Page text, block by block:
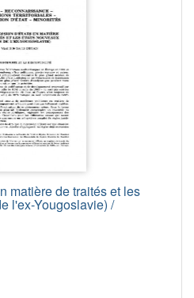
matière de traités et les
l'ex-Yougoslavie) /